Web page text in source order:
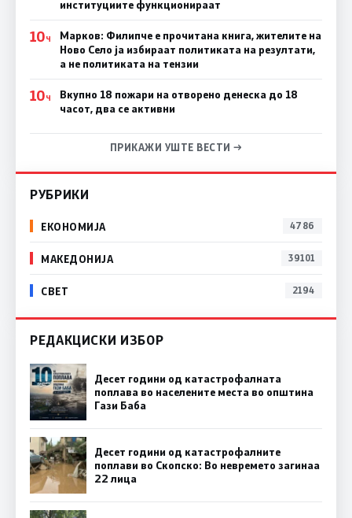
институциите функционираат
10Ч
Марков: Филипче е прочитана книга, жителите на
Ново Село ја избираат политиката на резултати,
а не политиката на тензии
10Ч
Вкупно 18 пожари на отворено денеска до 18
часот, два се активни
ПРИКАЖИ УШТЕ ВЕСТИ →
РУБРИКИ
ЕКОНОМИЈА 4786
МАКЕДОНИЈА 39101
СВЕТ 2194
РЕДАКЦИСКИ ИЗБОР
Десет години од катастрофалната
поплава во населените места во општина
Гази Баба
Десет години од катастрофалните
поплави во Скопско: Во невремето загинаа
22 лица